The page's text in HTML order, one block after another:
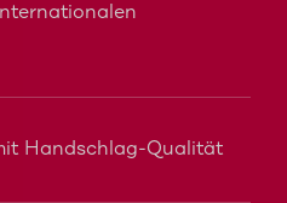
Handschlag-Qualität